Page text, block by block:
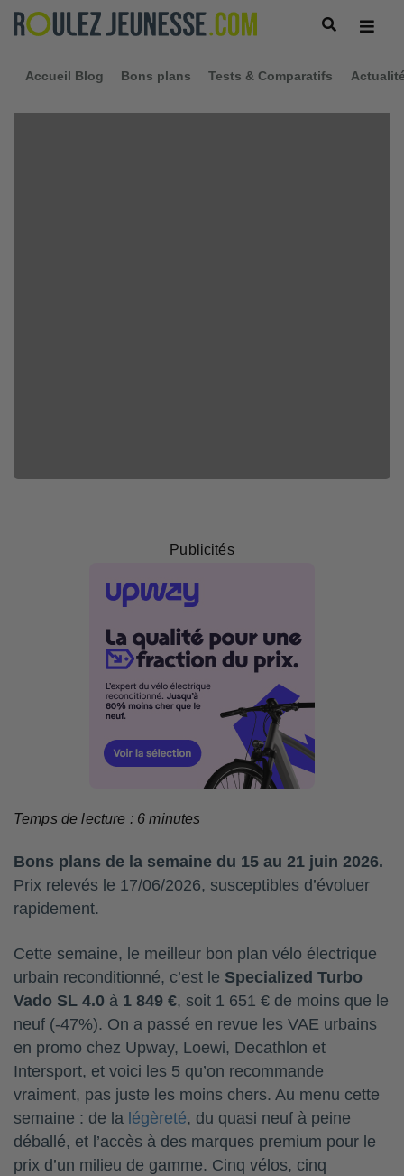
Accueil Blog Bons plans Tests & Comparatifs
Publicités
Temps de lecture : 6 minutes
Bons plans de la semaine du 15 au 21 juin 2026.
Prix relevés le 17/06/2026, susceptibles d’évoluer
rapidement.
Cette semaine, le meilleur bon plan vélo électrique
urbain reconditionné, c’est le Specialized Turbo
Vado SL 4.0 à 1 849 €, soit 1 651 € de moins que le
neuf (-47%). On a passé en revue les VAE urbains
en promo chez Upway, Loewi, Decathlon et
Intersport, et voici les 5 qu’on recommande
vraiment, pas juste les moins chers. Au menu cette
semaine : de la légèreté, du quasi neuf à peine
déballé, et l’accès à des marques premium pour le
prix d’un milieu de gamme. Cinq vélos, cinq